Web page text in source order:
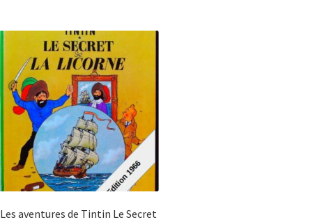
Les aventures de Tintin Le Secret